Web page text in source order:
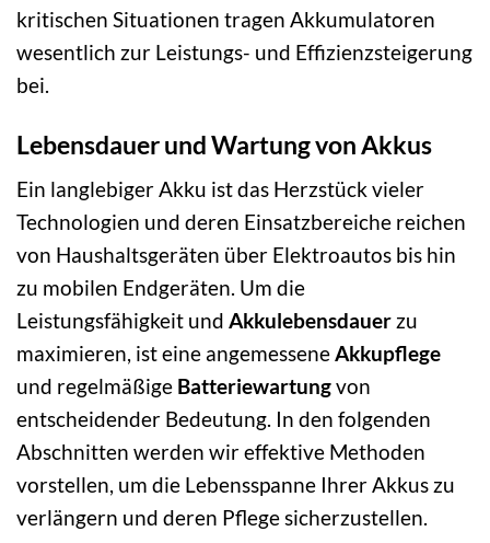
kritischen Situationen tragen Akkumulatoren
wesentlich zur Leistungs- und Effizienzsteigerung
bei.
Lebensdauer und Wartung von Akkus
Ein langlebiger Akku ist das Herzstück vieler
Technologien und deren Einsatzbereiche reichen
von Haushaltsgeräten über Elektroautos bis hin
zu mobilen Endgeräten. Um die
Leistungsfähigkeit und Akkulebensdauer zu
maximieren, ist eine angemesseneAkkupflege
und regelmäßige Batteriewartungvon
entscheidender Bedeutung. In den folgenden
Abschnitten werden wir effektive Methoden
vorstellen, um die Lebensspanne Ihrer Akkus zu
verlängern und deren Pflege sicherzustellen.